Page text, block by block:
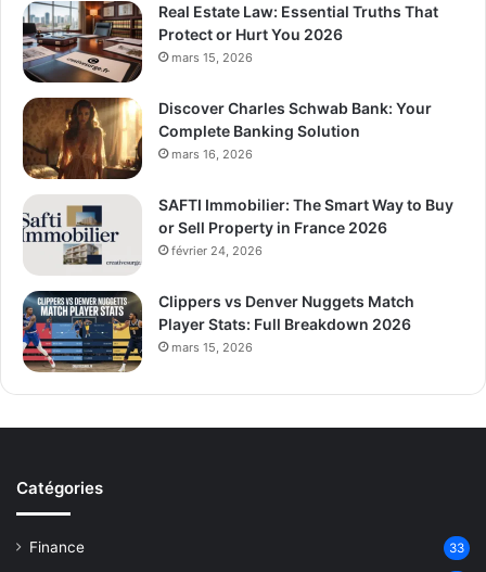
Real Estate Law: Essential Truths That
Protect or Hurt You 2026
mars 15, 2026
Discover Charles Schwab Bank: Your
Complete Banking Solution
mars 16, 2026
SAFTI Immobilier: The Smart Way to Buy
or Sell Property in France 2026
février 24, 2026
Clippers vs Denver Nuggets Match
Player Stats: Full Breakdown 2026
mars 15, 2026
Catégories
Finance 33